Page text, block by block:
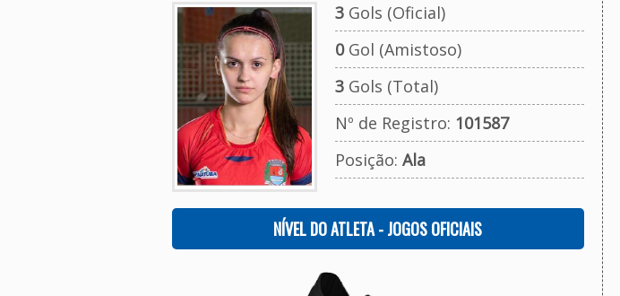
3Gols (Oficial)
0Gol (Amistoso)
3Gols (Total)
Nº de Registro: 101587
Posição: Ala
NÍVEL DO ATLETA - JOGOS OFICIAIS